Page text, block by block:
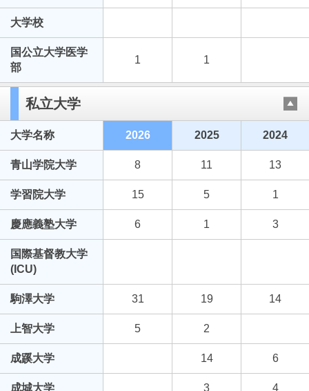
大学校
国公立大学医学
部
1 1
私立大学
大学名称 2026 2025 2024
青山学院大学 8 11 13
学習院大学 15 5 1
慶應義塾大学 6 1 3
国際基督教大学
(ICU)
駒澤大学 31 19 14
上智大学 5 2
成蹊大学 14 6
成城大学 3 4